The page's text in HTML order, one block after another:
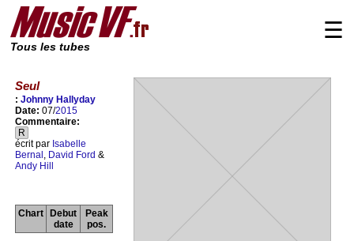
Tous les tubes
☰
Seul
: Johnny Hallyday
Date: 07/2015
Commentaire:
R
écrit par Isabelle
Bernal , David Ford &
Andy Hill
Chart
Debut
date
Peak
pos.